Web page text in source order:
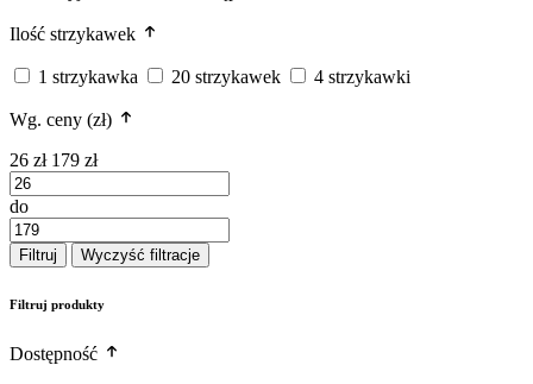
Ilość strzykawek
1 strzykawka 20 strzykawek 4 strzykawki
Wg. ceny (zł)
26 zł 179 zł
do
Filtruj Wyczyść filtracje
Filtruj produkty
Dostępność